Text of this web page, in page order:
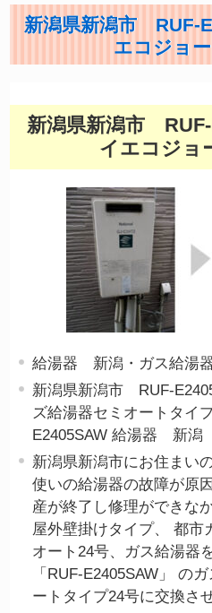
新潟県新潟市 RUF-
エコジョ
新潟県新潟市
イエコジョ
給湯器 新潟・ガス給湯
新潟県新潟市 RUF-
ズ給湯器セミオートタイ
E2405SAW 給湯器 新潟
新潟県新潟市にお住まい
使いの給湯器の故障が原
産が終了し修理ができな
屋外壁掛けタイプ、 都市
オート24号、ガス給湯器
「RUF-E2405SAW」 の
ートタイプ24号に交換さ